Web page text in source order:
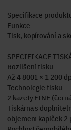
Specifikace
Funkce
Tisk, kopírování a
SPECIFIKACE
Rozlišení tisku
Až 4 8001 × 1 200
Technologie tisku
2 kazety FINE
Tiskárna s
objemem kapiček 2